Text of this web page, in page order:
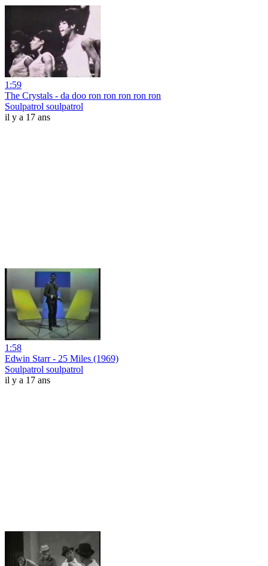
1:59
The Crystals - da doo ron ron ron ron ron
Soulpatrol soulpatrol
il y a 17 ans
1:58
Edwin Starr - 25 Miles (1969)
Soulpatrol soulpatrol
il y a 17 ans